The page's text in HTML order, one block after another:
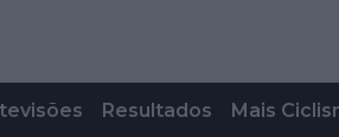
Resultados Mais